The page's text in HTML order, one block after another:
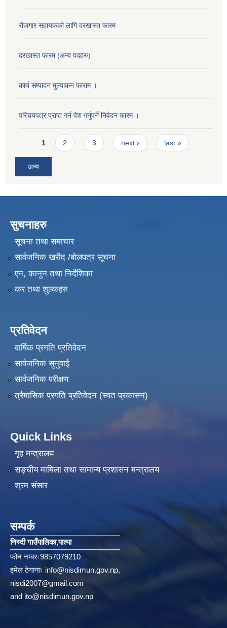
रोजगार सहायकको लागि दरखास्त फारम
दरखास्त फारम (अन्य पदहरु)
कार्य सम्पादन मुल्याक‌न फाराम ।
परिचयपत्र प्राप्त गर्न पेश गर्नुपर्ने निवेदन फारम ।
Pages
1 2 3 next › last »
अन्य
सुचनाहरु
सूचना तथा समाचार
सार्वजनिक खरीद /बोलपत्र सूचना
एन, कानुन तथा निर्देशिका
कर तथा शुल्कहरु
प्रतिवेदन
वार्षिक प्रगति प्रतिवेदन
सार्वजनिक सुनुवाई
सार्वजनिक परीक्षण
त्रैमासिक प्रगति प्रतिवेदन (स्वत प्रकासन)
Quick Links
गृह मन्त्रालय
सङ्‍घीय मामिला तथा सामान्य प्रशासन मन्त्रालय
श्रम संसार
सम्पर्क
निस्दी गाउँपालिका‚पाल्पा
फोन नम्बरः9857079210
इमेल ठेगानाः info@nisdimun.gov.np,
nisdi2007@gmail.com
and ito@nisdimun.gov.np